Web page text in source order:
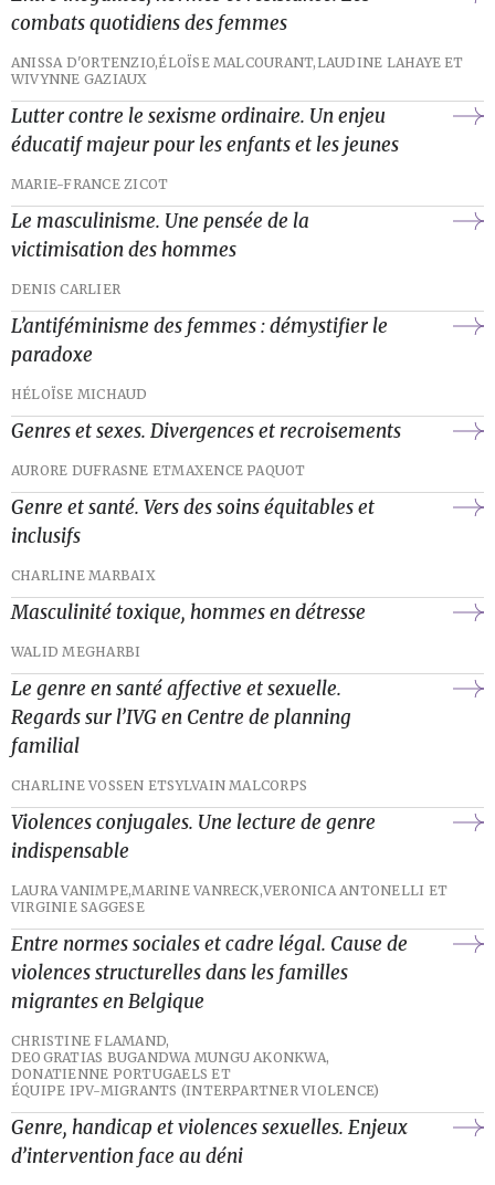
combats quotidiens des femmes
ANISSA D'ORTENZIO,ÉLOÏSE MALCOURANT, LAUDINE LAHAYE ET
WIVYNNE GAZIAUX
Lutter contre le sexisme ordinaire. Un enjeu
éducatif majeur pour les enfants et les jeunes
MARIE-FRANCE ZICOT
Le masculinisme. Une pensée de la
victimisation des hommes
DENIS CARLIER
L’antiféminisme des femmes : démystifier le
paradoxe
HÉLOÏSE MICHAUD
Genres et sexes. Divergences et recroisements
AURORE DUFRASNE ETMAXENCE PAQUOT
Genre et santé. Vers des soins équitables et
inclusifs
CHARLINE MARBAIX
Masculinité toxique, hommes en détresse
WALID MEGHARBI
Le genre en santé affective et sexuelle.
Regards sur l’IVG en Centre de planning
familial
CHARLINE VOSSEN ETSYLVAIN MALCORPS
Violences conjugales. Une lecture de genre
indispensable
LAURA VANIMPE,MARINE VANRECK,VERONICA ANTONELLI ET
VIRGINIE SAGGESE
Entre normes sociales et cadre légal. Cause de
violences structurelles dans les familles
migrantes en Belgique
CHRISTINE FLAMAND,
DEOGRATIAS BUGANDWA MUNGU AKONKWA,
DONATIENNE PORTUGAELS ET
ÉQUIPE IPV-MIGRANTS (INTERPARTNER VIOLENCE)
Genre, handicap et violences sexuelles. Enjeux
d’intervention face au déni